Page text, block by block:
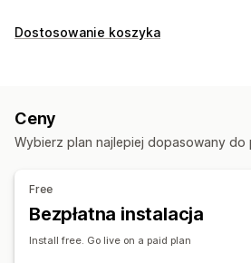
Dostosowanie
Reguły niestandardowe
Gratisy
Dodatki do produktu
Dostosowanie koszyka
Niestandardowy HTML
Promocje Responsywność na
Rekomendacje produktów
Większe zakupy, większe
Ceny
Wybierz plan najlepiej dopasowany do
Free
Bezpłatna instalacja
Install free. Go live on a paid plan